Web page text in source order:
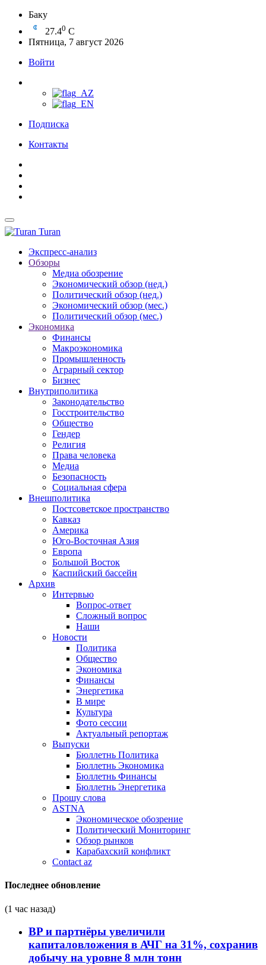
Баку
27.40 C
Пятница, 7 август 2026
Войти
Подписка
Контакты
Turan
Экспресс-анализ
Обзоры
Медиа обозрение
Экономический обзор (нед.)
Политический обзор (нед.)
Экономический обзор (мес.)
Политический обзор (мес.)
Экономика
Финансы
Макроэкономика
Промышленность
Аграрный сектор
Бизнес
Внутриполитика
Законодательство
Госстроительство
Общество
Гендер
Религия
Права человека
Медиа
Безопасность
Социальная сфера
Внешполитика
Постсоветское пространство
Кавказ
Америка
Юго-Восточная Азия
Европа
Большой Восток
Каспийский бассейн
Архив
Интервью
Вопрос-ответ
Сложный вопрос
Наши
Новости
Политика
Общество
Экономика
Финансы
Энергетика
В мире
Культура
Фото сессии
Актуальный репортаж
Выпуски
Бюллетнь Политика
Бюллетнь Экономика
Бюллетнь Финансы
Бюллетнь Энергетика
Прошу слова
ASTNA
Экономическое обозрение
Политический Мониторинг
Обзор рынков
Карабахский конфликт
Contact az
Последнее обновление
(1 час назад)
BP и партнёры увеличили
капиталовложения в АЧГ на 31%, сохранив
добычу на уровне 8 млн тонн